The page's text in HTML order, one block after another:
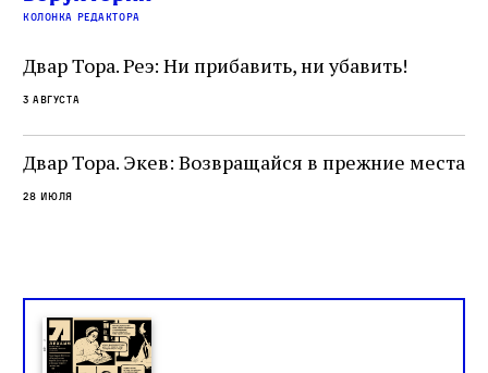
вплоть до своей кончины, Луццатто был
колонка редактора
Двар Тора. Реэ: Ни прибавить, ни убавить!
3 августа
Двар Тора. Экев: Возвращайся в прежние места
28 июля